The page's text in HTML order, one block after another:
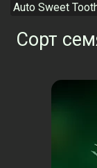
Auto Sweet
Сорт